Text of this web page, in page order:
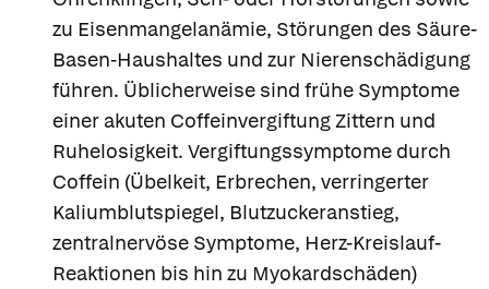
zu Eisenmangelanämie, Störungen des Säure-
Basen-Haushaltes und zur Nierenschädigung
führen. Üblicherweise sind frühe Symptome
einer akuten Coffeinvergiftung Zittern und
Ruhelosigkeit. Vergiftungssymptome durch
Coffein (Übelkeit, Erbrechen, verringerter
Kaliumblutspiegel, Blutzuckeranstieg,
zentralnervöse Symptome, Herz-Kreislauf-
Reaktionen bis hin zu Myokardschäden)